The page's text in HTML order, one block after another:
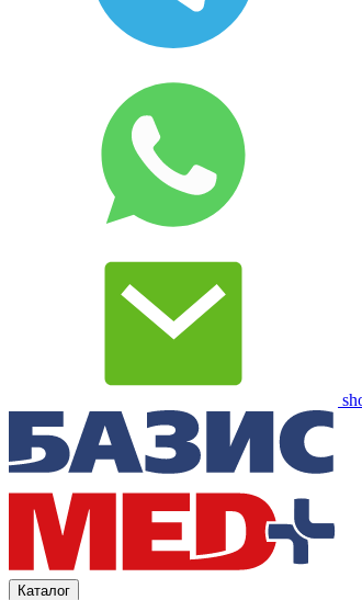
Каталог